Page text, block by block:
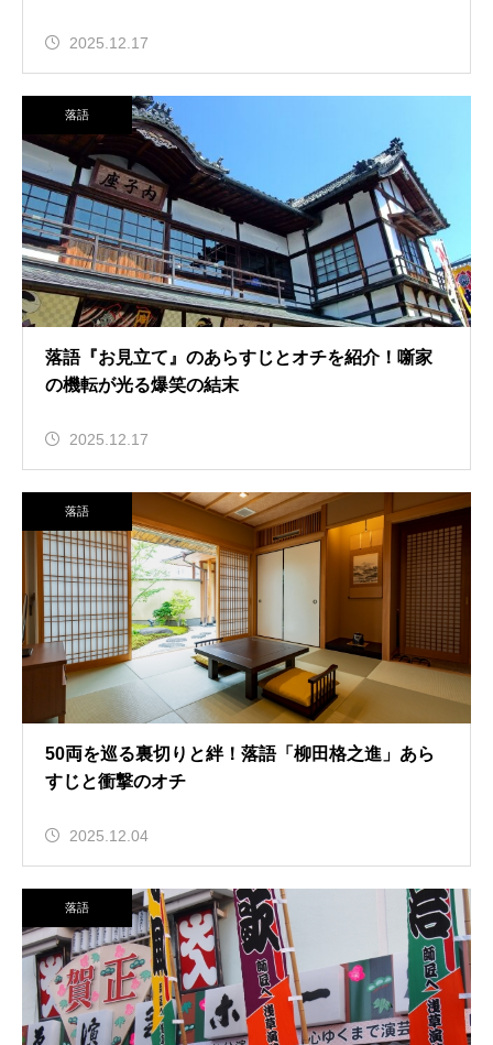
2025.12.17
落語
落語『お見立て』のあらすじとオチを紹介！噺家
の機転が光る爆笑の結末
2025.12.17
落語
50両を巡る裏切りと絆！落語「柳田格之進」あら
すじと衝撃のオチ
2025.12.04
落語